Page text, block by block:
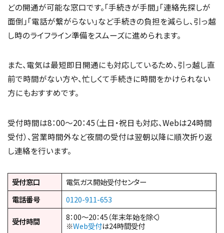
どの開通が可能な窓口です。「手続きが手間」「連絡先探しが
面倒」「電話が繋がらない」など手続きの負担を減らし、引っ越
し時のライフライン準備をスムーズに進められます。
また、電気は最短即日開通にも対応しているため、引っ越し直
前で時間がない方や、忙しくて手続きに時間をかけられない
方にもおすすめです。
受付時間は8：00〜20：45（土日・祝日も対応、Webは24時間
受付）、営業時間外など夜間の受付は翌朝以降に順次折り返
し連絡を行います。
受付窓口
電気ガス開始受付センター
電話番号
0120-911-653
受付時間
8：00～20：45（年末年始を除く）
※Web受付は24時間受付